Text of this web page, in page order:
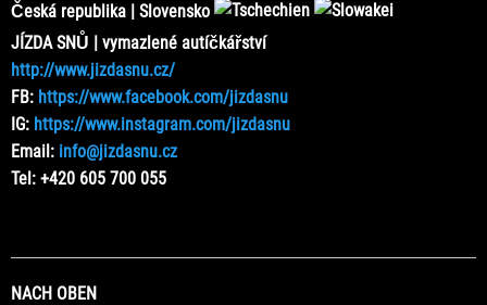
Česká republika | Slovensko
JÍZDA SNŮ | vymazlené autíčkářství
http://www.jizdasnu.cz/
FB: https://www.facebook.com/jizdasnu
IG: https://www.instagram.com/jizdasnu
Email: info@jizdasnu.cz
Tel: +420 605 700 055
NACH OBEN